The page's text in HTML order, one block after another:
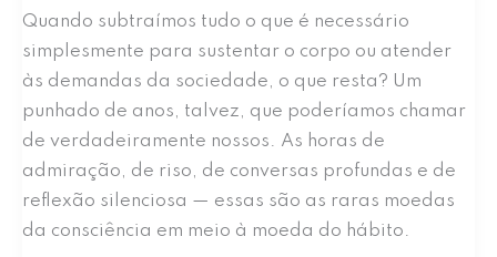
Quando subtraímos tudo o que é necessário
simplesmente para sustentar o corpo ou atender
às demandas da sociedade, o que resta? Um
punhado de anos, talvez, que poderíamos chamar
de verdadeiramente nossos. As horas de
admiração, de riso, de conversas profundas e de
reflexão silenciosa — essas são as raras moedas
da consciência em meio à moeda do hábito.